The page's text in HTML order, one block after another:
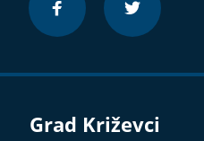
Grad Križevci